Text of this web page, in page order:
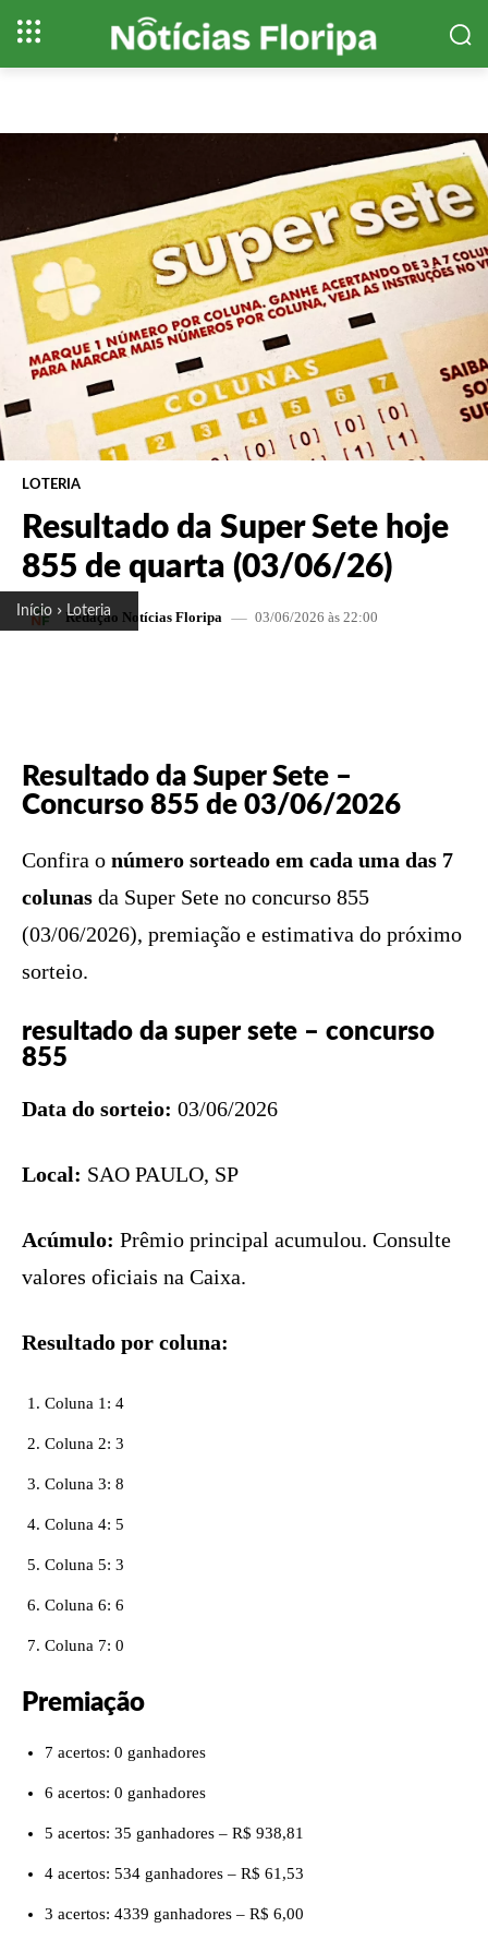
Início Loteria
LOTERIA
Resultado da Super Sete hoje
855 de quarta (03/06/26)
Redação Notícias Floripa 03/06/2026 às 22:00
Resultado da Super Sete –
Concurso 855 de 03/06/2026
Confira o número sorteado em cada uma das 7
colunas da Super Sete no concurso 855
(03/06/2026), premiação e estimativa do próximo
sorteio.
resultado da super sete – concurso
855
Data do sorteio: 03/06/2026
Local: SAO PAULO, SP
Acúmulo: Prêmio principal acumulou. Consulte
valores oficiais na Caixa.
Resultado por coluna:
Coluna 1: 4
Coluna 2: 3
Coluna 3: 8
Coluna 4: 5
Coluna 5: 3
Coluna 6: 6
Coluna 7: 0
Premiação
7 acertos: 0 ganhadores
6 acertos: 0 ganhadores
5 acertos: 35 ganhadores – R$ 938,81
4 acertos: 534 ganhadores – R$ 61,53
3 acertos: 4339 ganhadores – R$ 6,00